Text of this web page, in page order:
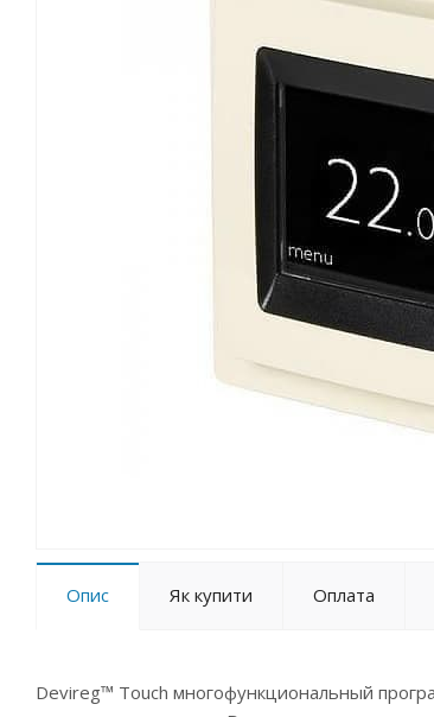
Опис Як купити Оплата
Devireg™ Touch многофункциональный